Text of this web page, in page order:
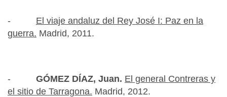
- El viaje andaluz del Rey José I: Paz en la
guerra. Madrid, 2011.
- GÓMEZ DÍAZ, Juan. El general Contreras y
el sitio de Tarragona. Madrid, 2012.